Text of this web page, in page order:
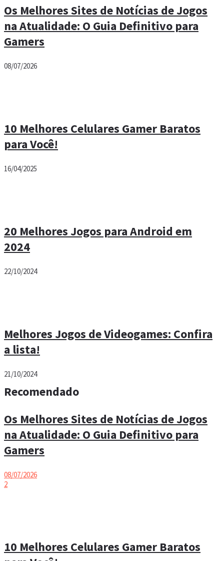
Os Melhores Sites de Notícias de Jogos
na Atualidade: O Guia Definitivo para
Gamers
08/07/2026
10 Melhores Celulares Gamer Baratos
para Você!
16/04/2025
20 Melhores Jogos para Android em
2024
22/10/2024
Melhores Jogos de Videogames: Confira
a lista!
21/10/2024
Recomendado
Os Melhores Sites de Notícias de Jogos
na Atualidade: O Guia Definitivo para
Gamers
08/07/2026
2
10 Melhores Celulares Gamer Baratos